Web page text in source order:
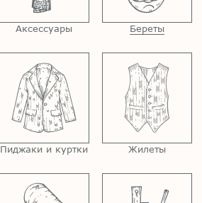
Аксессуары Береты
Пиджаки и куртки Жилеты